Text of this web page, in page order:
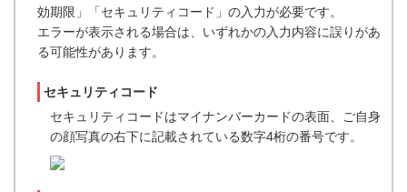
効期限」「セキュリティコード」の入力が必要です。
エラーが表示される場合は、いずれかの入力内容に誤りがあ
る可能性があります。
セキュリティコード
セキュリティコードはマイナンバーカードの表面、ご自身
の顔写真の右下に記載されている数字4桁の番号です。